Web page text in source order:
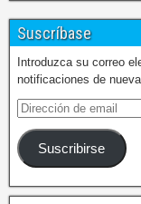
Suscríbase
Introduzca su correo
notificaciones de
Suscribirse